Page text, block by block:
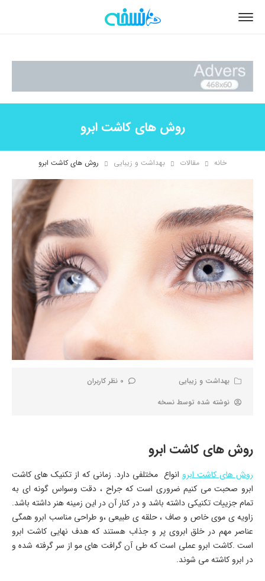
روش های کاشت ابرو
خانه مقالات بهداشت و زیبایی روش های کاشت ابرو
بهداشت و زیبایی
0 نظر کاربران
نوشته شده توسط نسخه
روش های کاشت ابرو
روش های کاشت ابرو انواع مختلفی دارد. زمانی که از تکنیک های کاشت
ابرو صحبت می کنیم ضروری است که جراح ، دقت وسواس گونه ای به
تمام جزییات تکنیکی داشته باشد و در کنار آن در این زمینه هنر داشته باشد.
زاویه ی موی خاص و صاف ، حلقه ی طبیعی ،و طراحی مناسب ابرو همگی
عناصر مهم در خلق ابروی پر و جذاب هستند که هدف نهایی کاشت ابرو
است .کاشت ابرو عملی است که طی آن گرافت های مو از سر گرفته شده و
در ابرو کاشته می شوند.